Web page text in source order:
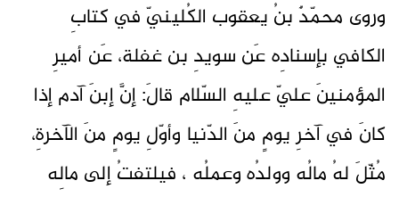
وروى محمّدٌ بنُ يعقوب الكُلينيّ في كتابِ
الكافي بإسنادِه عَن سويدِ بن غفلة، عَن أميرِ
المؤمنينَ عليّ عليهِ السّلام قالَ: إنَّ إبنَ آدم إذا
كانَ في آخرِ يومٍ منَ الدّنيا وأوّلِ يومٍ منَ الآخرةِ،
مُثّلَ لهُ مالُه وولدُه وعملُه ، فيلتفتُ إلى مالِه